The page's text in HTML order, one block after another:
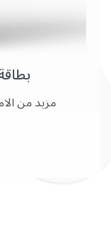
مزيد من